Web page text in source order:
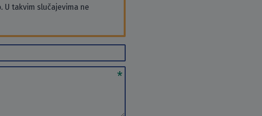
U takvim slučajevima ne